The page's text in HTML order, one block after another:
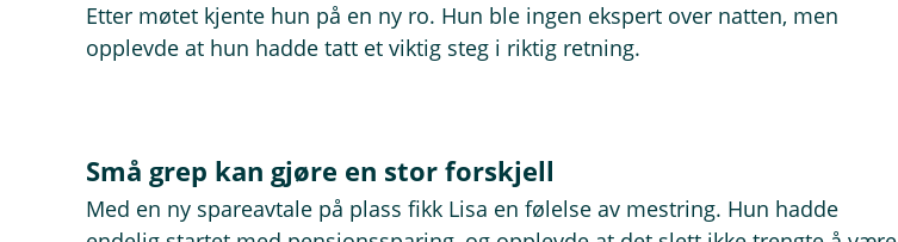
Etter møtet kjente hun på en ny ro. Hun ble ingen ekspert over natten, men
opplevde at hun hadde tatt et viktig steg i riktig retning.
Små grep kan gjøre en stor forskjell
Med en ny spareavtale på plass fikk Lisa en følelse av mestring. Hun hadde